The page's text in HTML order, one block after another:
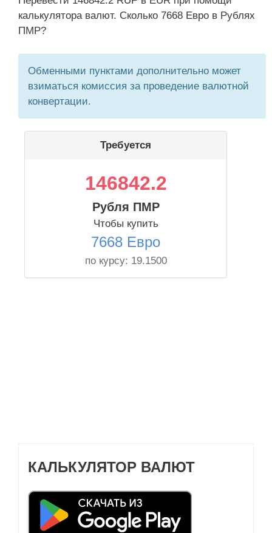
калькулятора валют. Сколько 7668 Евро в Рублях
ПМР?
Обменными пунктами дополнительно может
взиматься комиссия за проведение валютной
конвертации.
Требуется
146842.2
Рубля ПМР
Чтобы купить
7668 Евро
по курсу: 19.1500
КАЛЬКУЛЯТОР ВАЛЮТ